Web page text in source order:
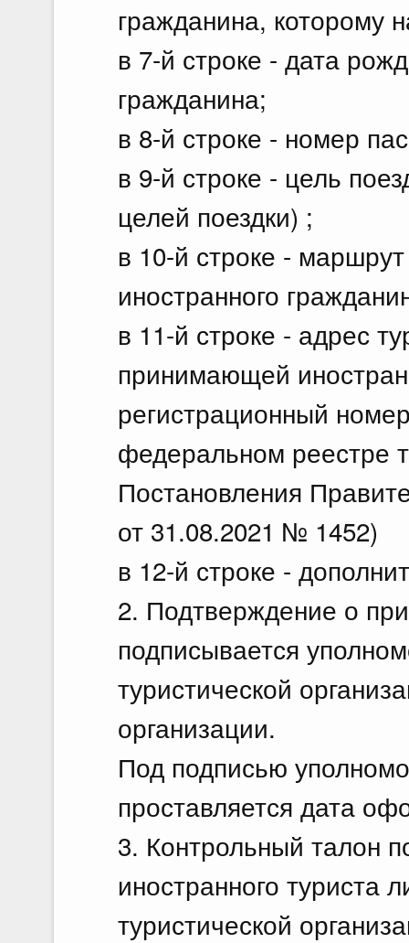
гражданина, которому
в 7-й строке - дата
гражданина;
в 8-й строке - номер
в 9-й строке - цель
целей поездки) ;
в 10-й строке -
иностранного
в 11-й строке - адрес
принимающей
регистрационный
федеральном реестре
Постановления
от 31.08.2021 № 1452)
в 12-й строке -
2. Подтверждение о
подписывается
туристической
организации.
Под подписью
проставляется дата
3. Контрольный талон
иностранного туриста
туристической